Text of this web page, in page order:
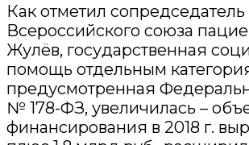
Как отметил сопредседатель
Всероссийского союза
Жулёв, государственная
помощь отдельным
предусмотренная
№ 178-ФЗ, увеличилась –
финансирования в 2018 г.